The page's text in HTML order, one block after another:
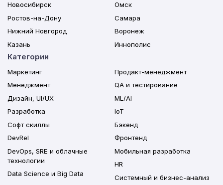
Новосибирск
Ростов-на-Дону
Нижний Новгород
Казань
Омск
Самара
Воронеж
Иннополис
Категории
Маркетинг
Менеджмент
Дизайн, UI/UX
Разработка
Софт скиллы
DevRel
DevOps, SRE и облачные
технологии
Data Science и Big Data
Продакт-менеджмент
QA и тестирование
ML/AI
IoT
Бэкенд
Фронтенд
Мобильная разработка
HR
Системный и бизнес-анализ